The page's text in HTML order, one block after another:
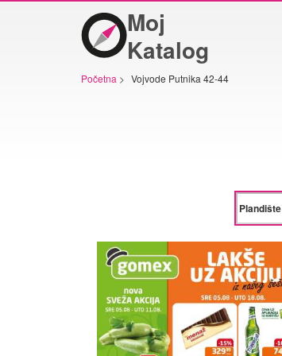
Moj
Katalog
Početna > Vojvode Putnika 42-44